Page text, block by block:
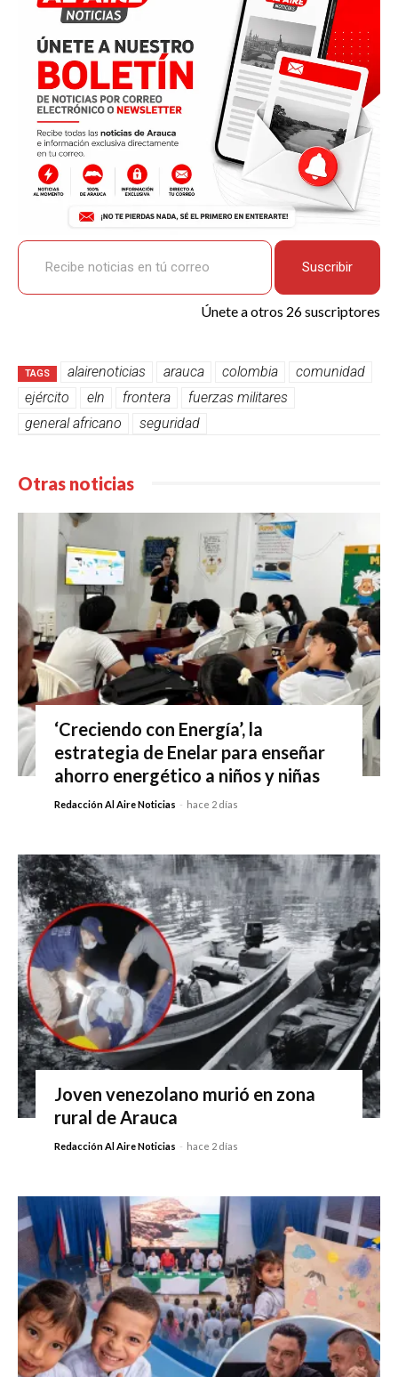
o
o
k
A
p
p
k
ar
tir
Recibe noticias en tú correo
Suscribir
Únete a otros 26 suscriptores
TAGS alairenoticias arauca colombia
comunidad
ejército
eln frontera
fuerzas militares
general africano
seguridad
Otras noticias
‘Creciendo con Energía’, la
estrategia de Enelar para enseñar
ahorro energético a niños y niñas
Redacción Al Aire Noticias - hace 2 días
Joven venezolano murió en zona
rural de Arauca
Redacción Al Aire Noticias - hace 2 días